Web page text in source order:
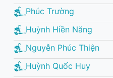
Phúc Trường
Huỳnh Hiền Năng
Nguyễn Phúc Thiện
Huỳnh Quốc Huy